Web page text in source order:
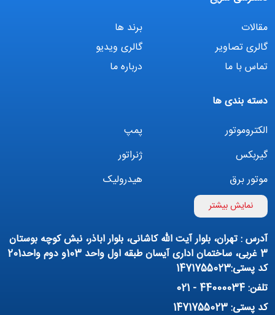
مقالات
برند ها
گالری تصاویر
گالری ویدیو
تماس با ما
درباره ما
دسته بندی ها
الکتروموتور
پمپ
گیربکس
ژنراتور
موتور برق
هیدرولیک
اینورتر
تهویه مطبوع
پمپ هواده
پمپ وکیوم
فیلتراسیون و تصفیه
منبع آب (تانکر آب)
نمایش بیشتر
آدرس : تهران، بلوار آیت الله کاشانی، بلوار اباذر، نبش کوچه بوستان
3 غربی، ساختمان اداری آیسان طبقه اول واحد 103و دوم واحد201
کد پستی:1471755023
تلفن: 44000034 - 021
کد پستی: 1471755023